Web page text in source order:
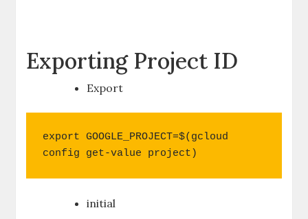
Exporting Project ID
Export
export GOOGLE_PROJECT=$(gcloud
config get-value project)
initial